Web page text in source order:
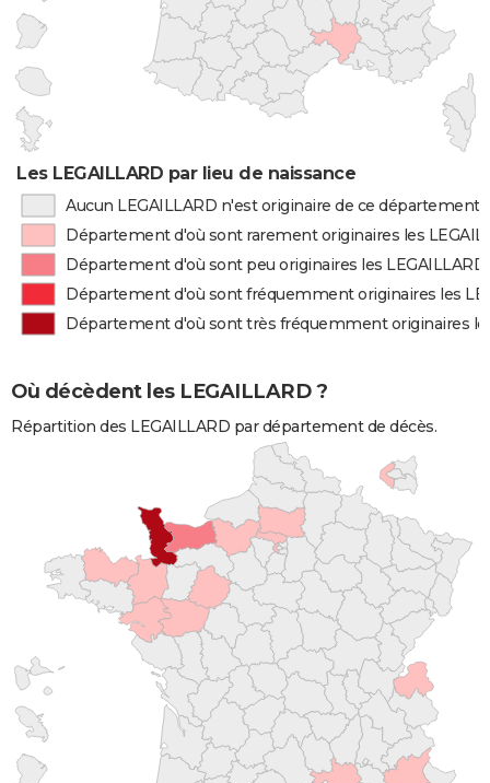
Les LEGAILLARD par lieu de naissance
Aucun LEGAILLARD n'est originaire de ce département
Département d'où sont rarement originaires les
Département d'où sont peu originaires les LEGAILLARD
Département d'où sont fréquemment originaires les
Département d'où sont très fréquemment originaires
Où décèdent les LEGAILLARD ?
Répartition des LEGAILLARD par département de décès.